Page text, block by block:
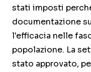
stati imposti
documentazione
l'efficacia nelle
popolazione. La
stato approvato,